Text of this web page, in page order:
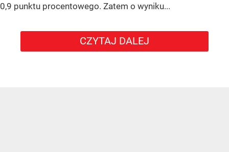
0,9 punktu procentowego. Zatem o wyniku...
CZYTAJ DALEJ